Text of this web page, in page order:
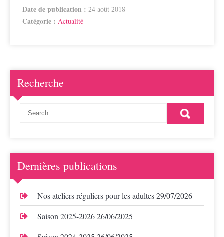
Date de publication : 24 août 2018
Catégorie : Actualité
Recherche
Dernières publications
Nos ateliers réguliers pour les adultes29/07/2026
Saison 2025-202626/06/2025